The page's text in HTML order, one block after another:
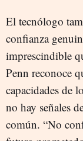
El tecnólogo
confianza
imprescindible
Penn reconoce
capacidades de
no hay señales
común. “No